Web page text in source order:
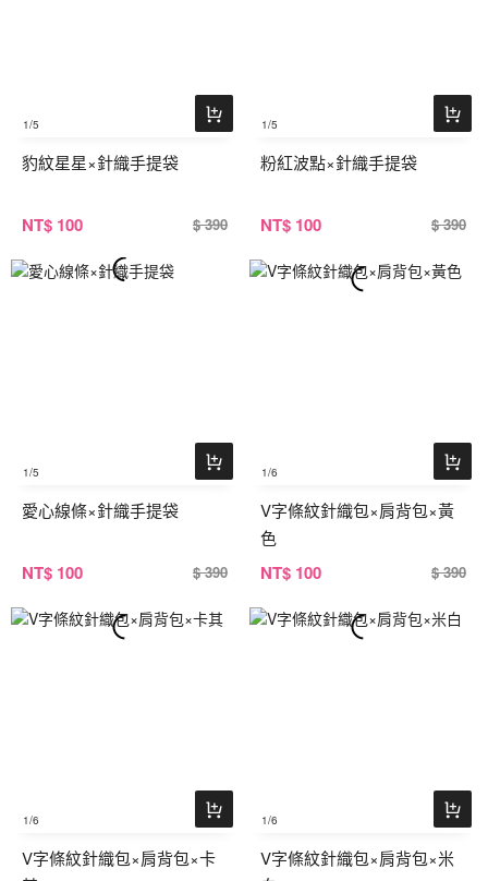
1/5
豹紋星星×針織手提袋
NT$ 100 $ 390
1/5
粉紅波點×針織手提袋
NT$ 100 $ 390
1/5
愛心線條×針織手提袋
NT$ 100 $ 390
1/6
V字條紋針織包×肩背包×黃
色
NT$ 100 $ 390
1/6
V字條紋針織包×肩背包×卡
1/6
V字條紋針織包×肩背包×米